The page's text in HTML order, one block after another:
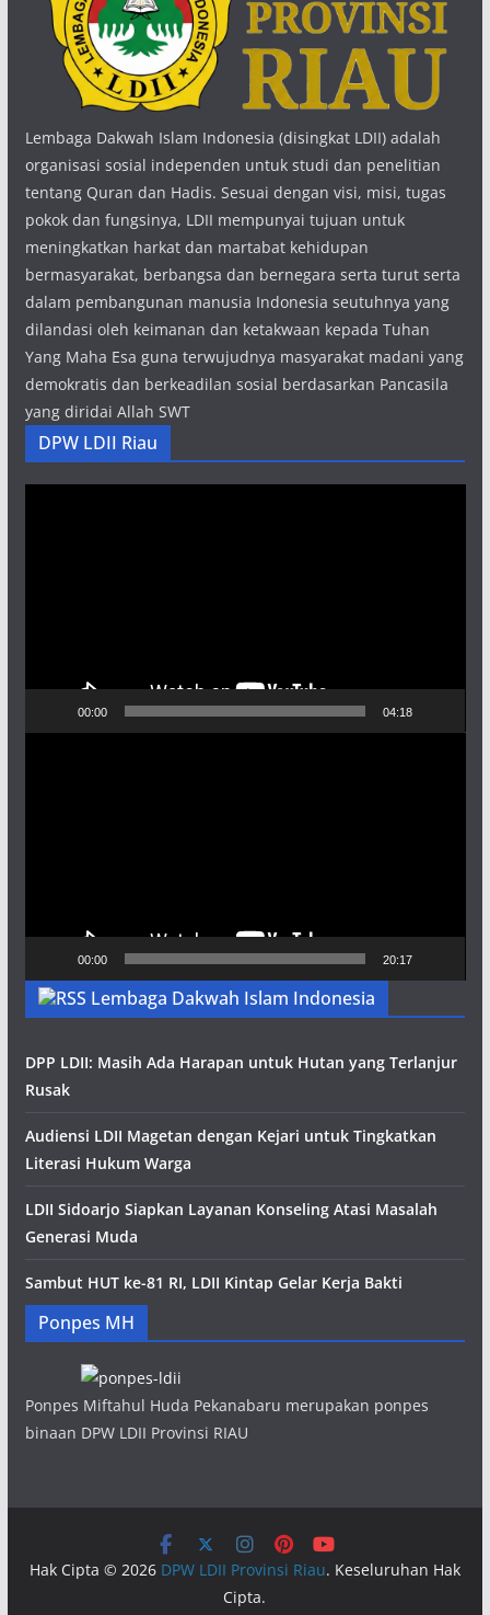
Lembaga Dakwah Islam Indonesia (disingkat LDII) adalah
organisasi sosial independen untuk studi dan penelitian
tentang Quran dan Hadis. Sesuai dengan visi, misi, tugas
pokok dan fungsinya, LDII mempunyai tujuan untuk
meningkatkan harkat dan martabat kehidupan
bermasyarakat, berbangsa dan bernegara serta turut serta
dalam pembangunan manusia Indonesia seutuhnya yang
dilandasi oleh keimanan dan ketakwaan kepada Tuhan
Yang Maha Esa guna terwujudnya masyarakat madani yang
demokratis dan berkeadilan sosial berdasarkan Pancasila
yang diridai Allah SWT
DPW LDII Riau
00:00 04:18
00:00 20:17
Lembaga Dakwah Islam Indonesia
DPP LDII: Masih Ada Harapan untuk Hutan yang Terlanjur
Rusak
Audiensi LDII Magetan dengan Kejari untuk Tingkatkan
Literasi Hukum Warga
LDII Sidoarjo Siapkan Layanan Konseling Atasi Masalah
Generasi Muda
Sambut HUT ke-81 RI, LDII Kintap Gelar Kerja Bakti
Ponpes MH
Ponpes Miftahul Huda Pekanabaru merupakan ponpes
binaan DPW LDII Provinsi RIAU
Hak Cipta © 2026 DPW LDII Provinsi Riau. Keseluruhan Hak
Cipta.